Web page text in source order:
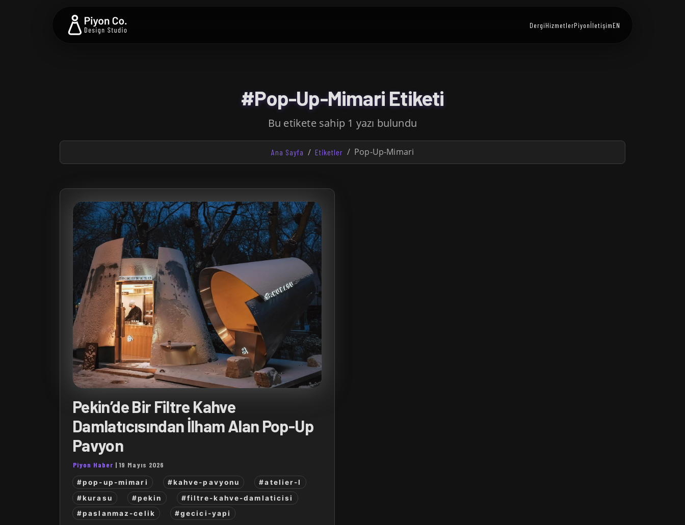
DergiHizmetlerPiyonİletişimEN
#Pop-Up-Mimari Etiketi
Bu etikete sahip 1 yazı bulundu
Ana Sayfa Etiketler Pop-Up-Mimari
Pekin’de Bir Filtre Kahve
Damlatıcısından İlham Alan Pop-Up
Pavyon
Piyon Haber |19 Mayıs 2026
#pop-up-mimari #kahve-pavyonu
#atelier-l
#kurasu
#pekin
#filtre-kahve-damlaticisi
#paslanmaz-celik
#gecici-yapi